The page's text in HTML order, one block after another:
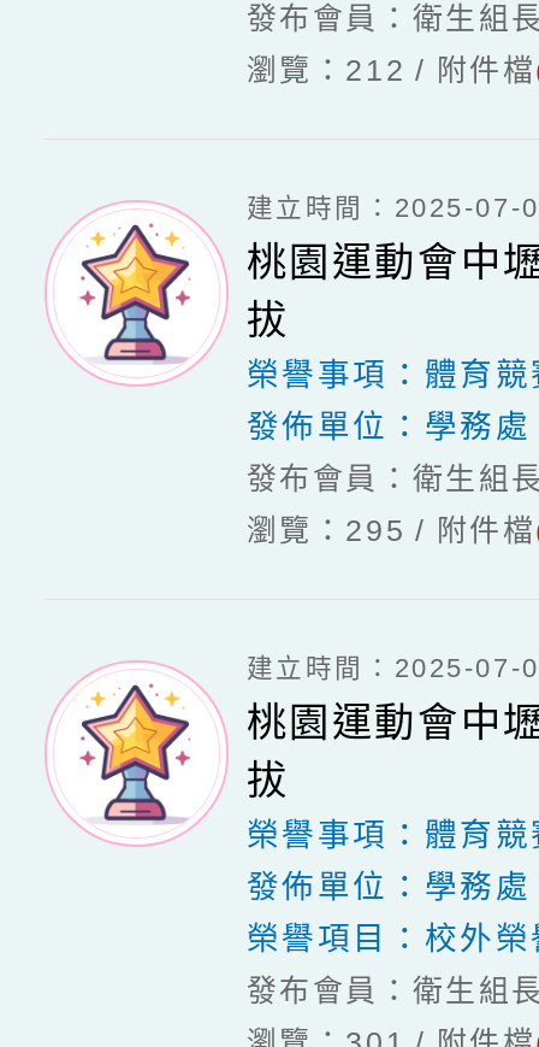
發布會員：衛生組
瀏覽：212
附件檔
建立時間：2025-07-
桃園運動會中
拔
榮譽事項： 體育競
發佈單位： 學務處
發布會員：衛生組
瀏覽：295
附件檔
建立時間：2025-07-
桃園運動會中
拔
榮譽事項： 體育競
發佈單位： 學務處
榮譽項目： 校外榮
發布會員：衛生組